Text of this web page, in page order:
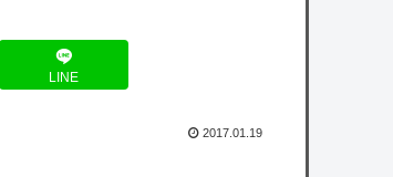
】うーん実にラミィ
の布団ちゃんとキズナアイの
LINE
2017.01.19